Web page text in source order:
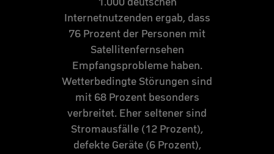
Internetnutzenden ergab, dass
76 Prozent der Personen mit
Satellitenfernsehen
Empfangsprobleme haben.
Wetterbedingte Störungen sind
mit 68 Prozent besonders
verbreitet. Eher seltener sind
Stromausfälle (12 Prozent),
defekte Geräte (6 Prozent),